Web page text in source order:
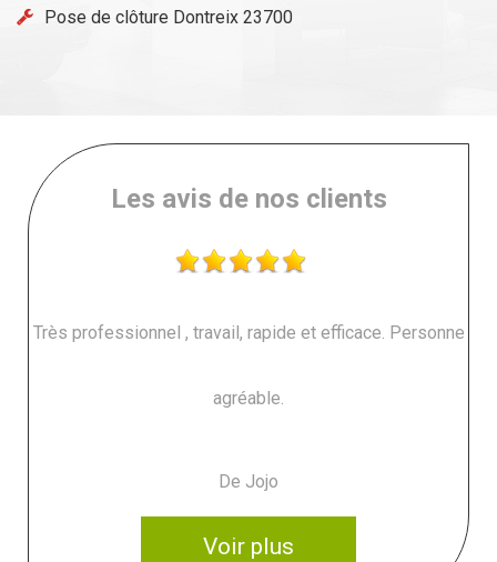
Pose de clôture Dontreix 23700
Les avis de nos clients
Très professionnel , travail, rapide et efficace. Personne
agréable.
De Jojo
Voir plus